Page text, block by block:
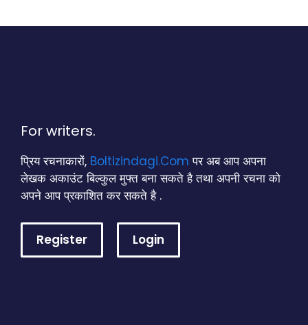
For writers.
प्रिय रचनाकारों, Boltizindagi.Com पर अब आप अपना
लेखक अकाउंट बिल्कुल मुफ्त बना सकते है तथा अपनी रचना को
अपने आप प्रकाशित कर सकते है .
Register Login